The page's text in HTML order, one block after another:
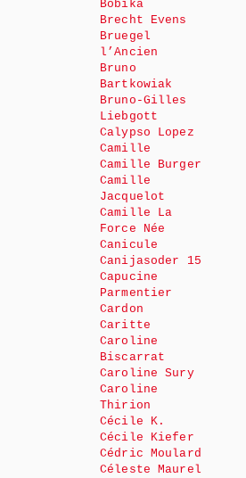
Bobika
Brecht Evens
Bruegel
l’Ancien
Bruno
Bartkowiak
Bruno-Gilles
Liebgott
Calypso Lopez
Camille
Camille Burger
Camille
Jacquelot
Camille La
Force Née
Canicule
Canijasoder 15
Capucine
Parmentier
Cardon
Caritte
Caroline
Biscarrat
Caroline Sury
Caroline
Thirion
Cécile K.
Cécile Kiefer
Cédric Moulard
Céleste Maurel